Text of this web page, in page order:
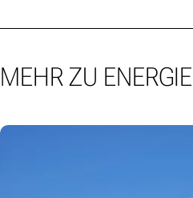
MEHR ZU ENERGIE